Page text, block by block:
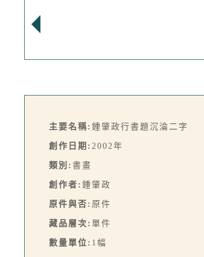
主要名稱: 鍾肇政行書題沉淪二字
創作日期: 2002年
類別: 書畫
創作者: 鍾肇政
原件與否: 原件
藏品層次: 單件
數量單位: 1幅